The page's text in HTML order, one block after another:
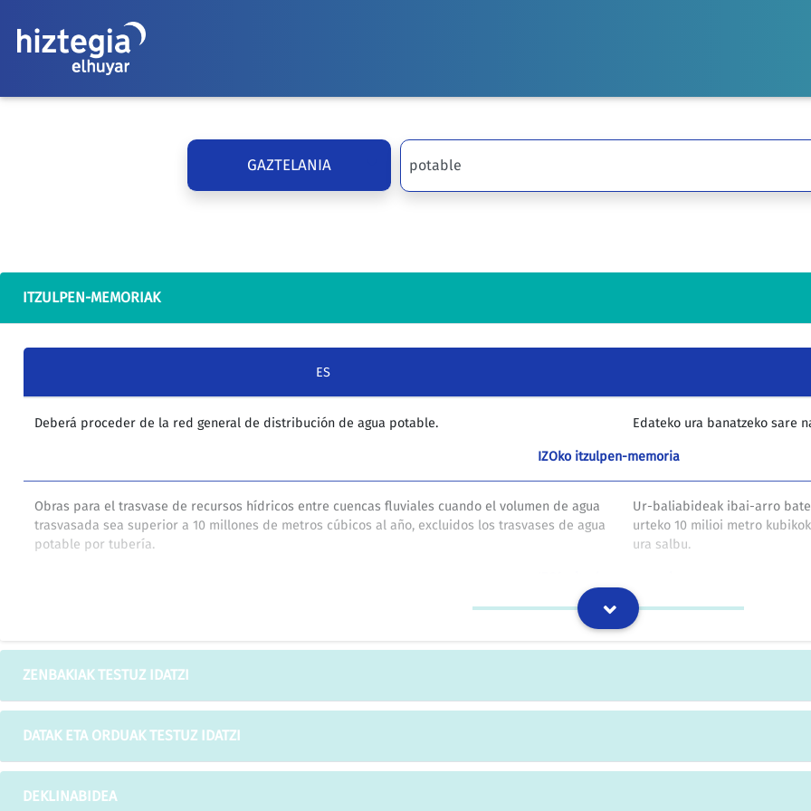
GAZTELANIA
ITZULPEN-MEMORIAK
ES
Deberá proceder de la red general de distribución de agua potable. Edateko ura banatzeko sare
IZOko itzulpen-memoria
Obras para el trasvase de recursos hídricos entre cuencas fluviales cuando el volumen de agua
trasvasada sea superior a 10 millones de metros cúbicos al año, excluidos los trasvases de agua
potable por tubería.
Ur-baliabideak ibai-arro
urteko 10 milioi metro
ura salbu.
enganche definitivo o ampliación de suministro de energía eléctrica, de utilización de
combustibles líquidos o gaseosos y de abastecimiento de agua potable.
Irekitzeko lizentzia energia
erregai likido edo
IZOko itzulpen-memoria
datos estadísticos fiables y centradas en el logro, antes del año 2015, de los compromisos de
atender las necesidades básicas de todos, establecidos en el párrafo 36 del Programa de Acción
de la Cumbre Mundial sobre Desarrollo Social, celebrada en Copenhague en 1995, con el fin de
politikak onetsi eta aplika
ZENBAKIAK TESTUZ IDATZI
DATAK ETA ORDUAK TESTUZ IDATZI
DEKLINABIDEA